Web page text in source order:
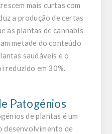
mais curtas com
a produção de certas
as plantas de cannabis
metade do conteúdo
saudáveis e o
reduzido em 30%.
Patogénios
de plantas é um
desenvolvimento de